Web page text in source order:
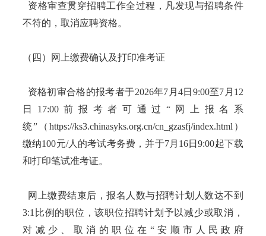
资格审查贯穿招聘工作全过程，凡发现与招聘条件
不符的，取消应聘资格。
（四）网上缴费确认及打印准考证
资格初审合格的报考者于2026年7月4日9:00至7月12
日17:00前报考者可通过“网上报名系
统”（https://ks3.chinasyks.org.cn/cn_gzasfj/index.html）
缴纳100元/人的考试考务费，并于7月16日9:00起下载
和打印笔试准考证。
网上缴费结束后，报名人数与招聘计划人数达不到
3:1比例的职位，该职位招聘计划予以减少或取消，
对减少、取消的职位在“安顺市人民政府